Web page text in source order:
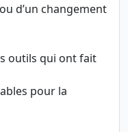
d’un changement
outils qui ont fait
pour la